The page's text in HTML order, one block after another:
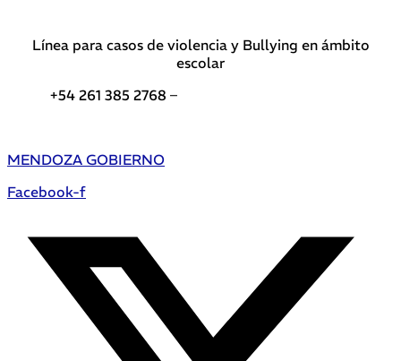
Línea para casos de violencia y Bullying en ámbito
escolar
+54 261 385 2768 –
MENDOZA GOBIERNO
Facebook-f